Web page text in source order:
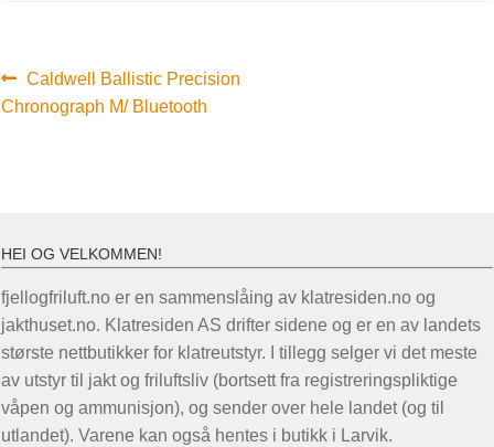
Innleggsnavigasjon
Forrige
innlegg:
Caldwell Ballistic Precision
Chronograph M/ Bluetooth
HEI OG VELKOMMEN!
fjellogfriluft.no er en sammenslåing av klatresiden.no og
jakthuset.no. Klatresiden AS drifter sidene og er en av landets
største nettbutikker for klatreutstyr. I tillegg selger vi det meste
av utstyr til jakt og friluftsliv (bortsett fra registreringspliktige
våpen og ammunisjon), og sender over hele landet (og til
utlandet). Varene kan også hentes i butikk i Larvik.